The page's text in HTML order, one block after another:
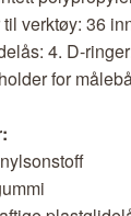
verk­tøy: 36
4. D-
for